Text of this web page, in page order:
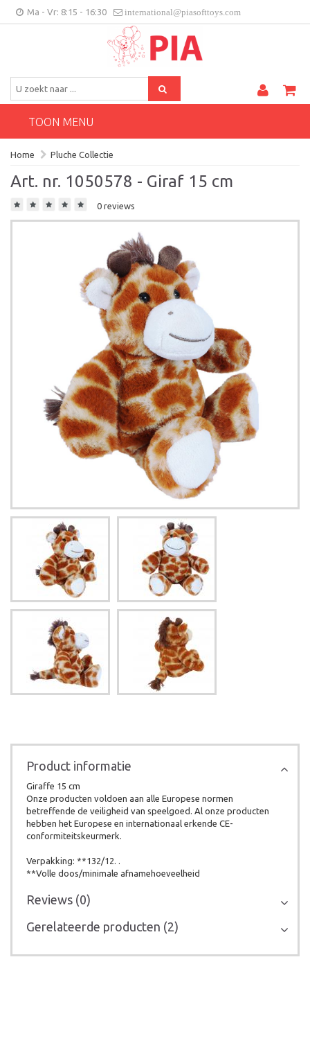
Ma - Vr: 8:15 - 16:30 international@piasofttoys.com
Klantenfeedback
BE/NL
TOON MENU
Home Pluche Collectie
Art. nr. 1050578 - Giraf 15 cm
0 reviews
Product informatie
Giraffe 15 cm
Onze producten voldoen aan alle Europese normen
betreffende de veiligheid van speelgoed. Al onze producten
hebben het Europese en internationaal erkende CE-
conformiteitskeurmerk.
Verpakking: **132/12. .
**Volle doos/minimale afnamehoeveelheid
Reviews (0)
Gerelateerde producten (2)